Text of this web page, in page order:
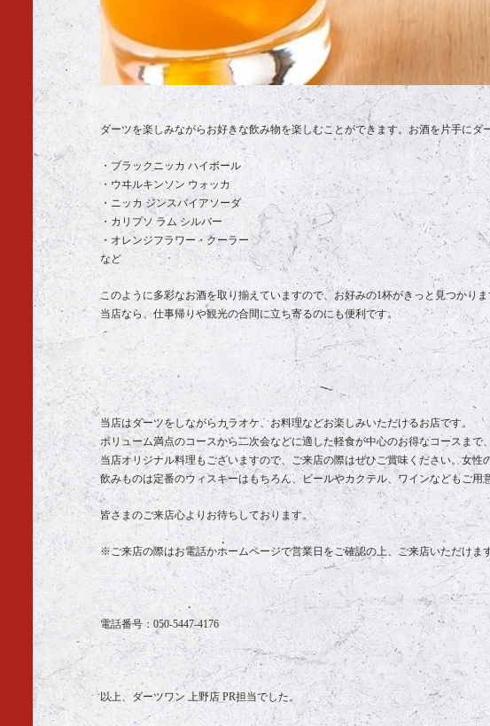
ダーツを楽しみながらお好きな飲み物を楽しむことができます。お酒を片手に
・ブラックニッカ ハイボール
・ウヰルキンソン ウォッカ
・ニッカ ジンスパイアソーダ
・カリプソ ラム シルバー
・オレンジフラワー・クーラー
など
このように多彩なお酒を取り揃えていますので、お好みの1杯がきっと見つかり
当店なら、仕事帰りや観光の合間に立ち寄るのにも便利です。
当店はダーツをしながらカラオケ、お料理などお楽しみいただけるお店です。
ボリューム満点のコースから二次会などに適した軽食が中心のお得なコースま
当店オリジナル料理もございますので、ご来店の際はぜひご賞味ください。女性
飲みものは定番のウィスキーはもちろん、ビールやカクテル、ワインなどもご
皆さまのご来店心よりお待ちしております。
※ご来店の際はお電話かホームページで営業日をご確認の上、ご来店いただけま
電話番号：050-5447-4176
以上、ダーツワン 上野店 PR担当でした。